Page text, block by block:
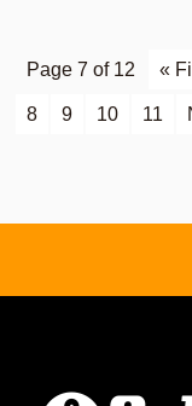
Page 7 of 12 «
8 9 10 11